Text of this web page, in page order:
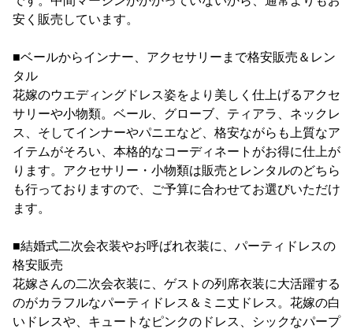
安く販売しています。
■ベールからインナー、アクセサリーまで格安販売＆レン
タル
花嫁のウエディングドレス姿をより美しく仕上げるアクセ
サリーや小物類。ベール、グローブ、ティアラ、ネックレ
ス、そしてインナーやパニエなど、格安ながらも上質なア
イテムがそろい、本格的なコーディネートがお得に仕上が
ります。アクセサリー・小物類は販売とレンタルのどちら
も行っておりますので、ご予算に合わせてお選びいただけ
ます。
■結婚式二次会衣装やお呼ばれ衣装に、パーティドレスの
格安販売
花嫁さんの二次会衣装に、ゲストの列席衣装に大活躍する
のがカラフルなパーティドレス＆ミニ丈ドレス。花嫁の白
いドレスや、キュートなピンクのドレス、シックなパープ